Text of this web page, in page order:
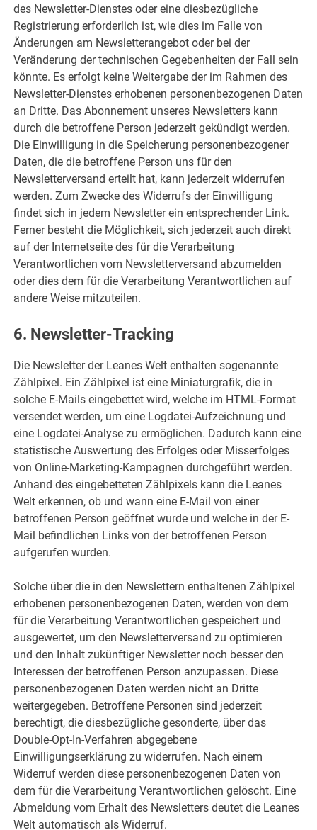
des Newsletter-Dienstes oder eine diesbezügliche
Registrierung erforderlich ist, wie dies im Falle von
Änderungen am Newsletterangebot oder bei der
Veränderung der technischen Gegebenheiten der Fall sein
könnte. Es erfolgt keine Weitergabe der im Rahmen des
Newsletter-Dienstes erhobenen personenbezogenen Daten
an Dritte. Das Abonnement unseres Newsletters kann
durch die betroffene Person jederzeit gekündigt werden.
Die Einwilligung in die Speicherung personenbezogener
Daten, die die betroffene Person uns für den
Newsletterversand erteilt hat, kann jederzeit widerrufen
werden. Zum Zwecke des Widerrufs der Einwilligung
findet sich in jedem Newsletter ein entsprechender Link.
Ferner besteht die Möglichkeit, sich jederzeit auch direkt
auf der Internetseite des für die Verarbeitung
Verantwortlichen vom Newsletterversand abzumelden
oder dies dem für die Verarbeitung Verantwortlichen auf
andere Weise mitzuteilen.
6. Newsletter-Tracking
Die Newsletter der Leanes Welt enthalten sogenannte
Zählpixel. Ein Zählpixel ist eine Miniaturgrafik, die in
solche E-Mails eingebettet wird, welche im HTML-Format
versendet werden, um eine Logdatei-Aufzeichnung und
eine Logdatei-Analyse zu ermöglichen. Dadurch kann eine
statistische Auswertung des Erfolges oder Misserfolges
von Online-Marketing-Kampagnen durchgeführt werden.
Anhand des eingebetteten Zählpixels kann die Leanes
Welt erkennen, ob und wann eine E-Mail von einer
betroffenen Person geöffnet wurde und welche in der E-
Mail befindlichen Links von der betroffenen Person
aufgerufen wurden.
Solche über die in den Newslettern enthaltenen Zählpixel
erhobenen personenbezogenen Daten, werden von dem
für die Verarbeitung Verantwortlichen gespeichert und
ausgewertet, um den Newsletterversand zu optimieren
und den Inhalt zukünftiger Newsletter noch besser den
Interessen der betroffenen Person anzupassen. Diese
personenbezogenen Daten werden nicht an Dritte
weitergegeben. Betroffene Personen sind jederzeit
berechtigt, die diesbezügliche gesonderte, über das
Double-Opt-In-Verfahren abgegebene
Einwilligungserklärung zu widerrufen. Nach einem
Widerruf werden diese personenbezogenen Daten von
dem für die Verarbeitung Verantwortlichen gelöscht. Eine
Abmeldung vom Erhalt des Newsletters deutet die Leanes
Welt automatisch als Widerruf.